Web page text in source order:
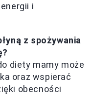
i
z spożywania
diety mamy może
oraz wspierać
obecności